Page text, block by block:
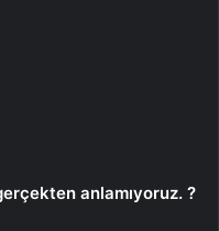
anlamıyoruz. ?